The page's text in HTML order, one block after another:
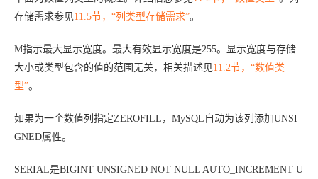
存储需求参见11.5节，“列类型存储需求”。
M指示最大显示宽度。最大有效显示宽度是255。显示宽度与存储
大小或类型包含的值的范围无关，相关描述见11.2节，“数值类
型”。
如果为一个数值列指定ZEROFILL，MySQL自动为该列添加UNSI
GNED属性。
SERIAL是BIGINT UNSIGNED NOT NULL AUTO_INCREMENT U